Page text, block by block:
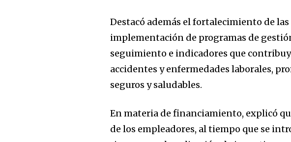
Destacó además el fortalecimiento de
implementación de programas de
seguimiento e indicadores que
accidentes y enfermedades laborales,
seguros y saludables.
En materia de financiamiento, explicó
de los empleadores, al tiempo que se